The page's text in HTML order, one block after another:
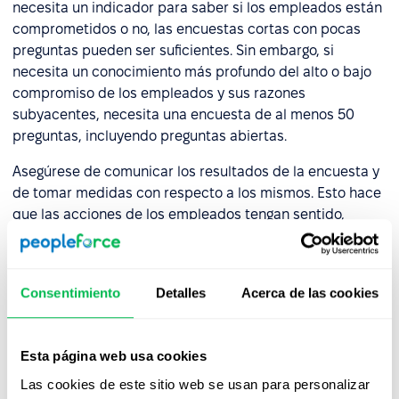
Consentimiento Detalles Acerca de las cookies
Esta página web usa cookies
Las cookies de este sitio web se usan para personalizar
necesita un indicador para saber si los empleados están
comprometidos o no, las encuestas cortas con pocas
preguntas pueden ser suficientes. Sin embargo, si
necesita un conocimiento más profundo del alto o bajo
compromiso de los empleados y sus razones
subyacentes, necesita una encuesta de al menos 50
preguntas, incluyendo preguntas abiertas.
Asegúrese de comunicar los resultados de la encuesta y
de tomar medidas con respecto a los mismos. Esto hace
que las acciones de los empleados tengan sentido,
incrementa su confianza y la motivación de los
empleados, ya que tienen evidencia de que su voz es
un elemento que refuerza el compromiso de los
empleados.